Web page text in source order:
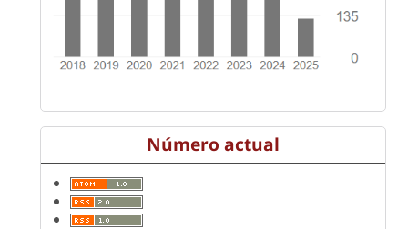
Número actual